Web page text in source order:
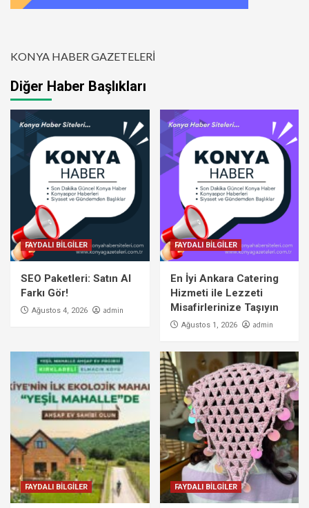
KONYA HABER GAZETELERİ
Diğer Haber Başlıkları
FAYDALI BİLGİLER
SEO Paketleri: Satın Al
Farkı Gör!
Ağustos 4, 2026 admin
FAYDALI BİLGİLER
En İyi Ankara Catering
Hizmeti ile Lezzeti
Misafirlerinize Taşıyın
Ağustos 1, 2026 admin
FAYDALI BİLGİLER FAYDALI BİLGİLER